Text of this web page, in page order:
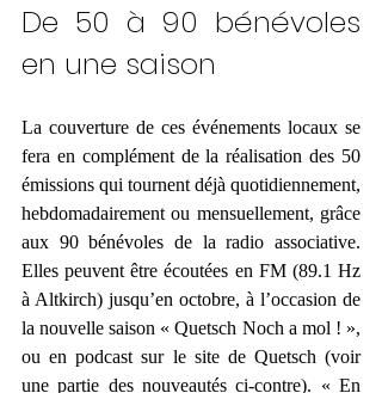
De 50 à 90 bénévoles
en une saison
La couverture de ces événements locaux se
fera en complément de la réalisation des 50
émissions qui tournent déjà quotidiennement,
hebdomadairement ou mensuellement, grâce
aux 90 bénévoles de la radio associative.
Elles peuvent être écoutées en FM (89.1 Hz
à Altkirch) jusqu’en octobre, à l’occasion de
la nouvelle saison « Quetsch Noch a mol ! »,
ou en podcast sur le site de Quetsch (voir
une partie des nouveautés ci-contre). « En